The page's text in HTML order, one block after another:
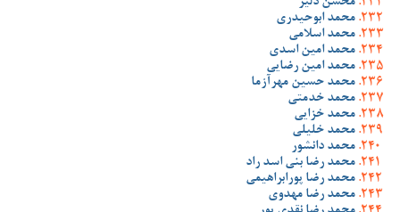
محسن دلیر
محمد ابوحیدری
محمد اسلامی
محمد امین اسدی
محمد امین رضایی
محمد حسین مهرآزما
محمد خدمتی
محمد خزایی
محمد خلیلی
محمد دانشور
محمد رضا بنی اسد راد
محمد رضا پورابراهیمی
محمد رضا مهدوی